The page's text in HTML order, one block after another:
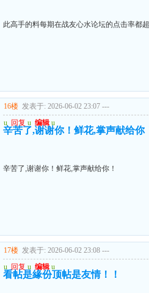
此高手的料每期在战友心水论坛的点击率都
16楼 发表于: 2026-06-02 23:07 ---
u 回复 u 编辑 u
辛苦了,谢谢你！鲜花,掌声献给你
辛苦了,谢谢你！鲜花,掌声献给你！
17楼 发表于: 2026-06-02 23:08 ---
u 回复 u 编辑 u
看帖是緣份顶帖是友情！！